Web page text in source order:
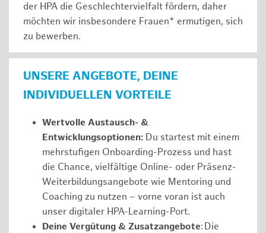
der HPA die Geschlechtervielfalt fördern, daher
möchten wir insbesondere Frauen* ermutigen, sich
zu bewerben.
UNSERE ANGEBOTE, DEINE
INDIVIDUELLEN VORTEILE
Wertvolle Austausch- &
Entwicklungsoptionen: Du startest mit einem
mehrstufigen Onboarding-Prozess und hast
die Chance, vielfältige Online- oder Präsenz-
Weiterbildungsangebote wie Mentoring und
Coaching zu nutzen – vorne voran ist auch
unser digitaler HPA-Learning-Port.
Deine Vergütung & Zusatzangebote: Die